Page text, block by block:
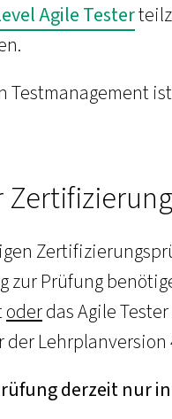
Agile Tester
Testmanagement
zur Prüfung
oderdas Agile
Lehrplanversion
derzeit nur